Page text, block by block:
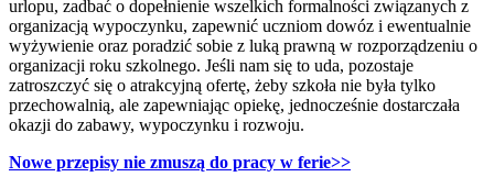
urlopu, zadbać o dopełnienie wszelkich formalności związanych z
organizacją wypoczynku, zapewnić uczniom dowóz i ewentualnie
wyżywienie oraz poradzić sobie z luką prawną w rozporządzeniu o
organizacji roku szkolnego. Jeśli nam się to uda, pozostaje
zatroszczyć się o atrakcyjną ofertę, żeby szkoła nie była tylko
przechowalnią, ale zapewniając opiekę, jednocześnie dostarczała
okazji do zabawy, wypoczynku i rozwoju.
Nowe przepisy nie zmuszą do pracy w ferie>>